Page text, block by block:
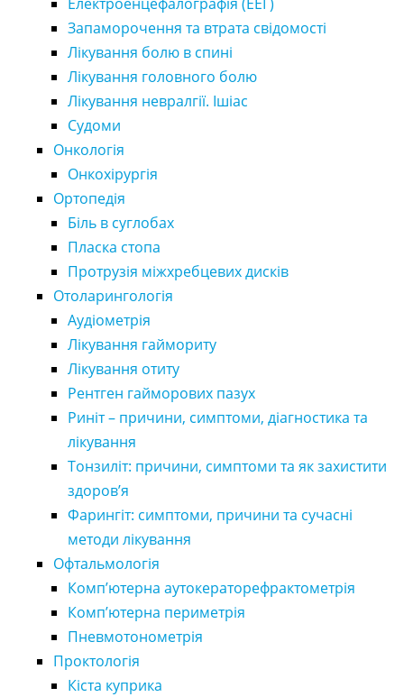
Запаморочення та втрата свідомості
Лікування болю в спині
Лікування головного болю
Лікування невралгії. Ішіас
Судоми
Онкологія
Онкохірургія
Ортопедія
Біль в суглобах
Пласка стопа
Протрузія міжхребцевих дисків
Отоларингологія
Аудіометрія
Лікування гаймориту
Лікування отиту
Рентген гайморових пазух
Риніт – причини, симптоми, діагностика та
лікування
Тонзиліт: причини, симптоми та як захистити
здоров’я
Фарингіт: симптоми, причини та сучасні
методи лікування
Офтальмологія
Комп’ютерна аутокераторефрактометрія
Комп’ютерна периметрія
Пневмотонометрія
Проктологія
Кіста куприка